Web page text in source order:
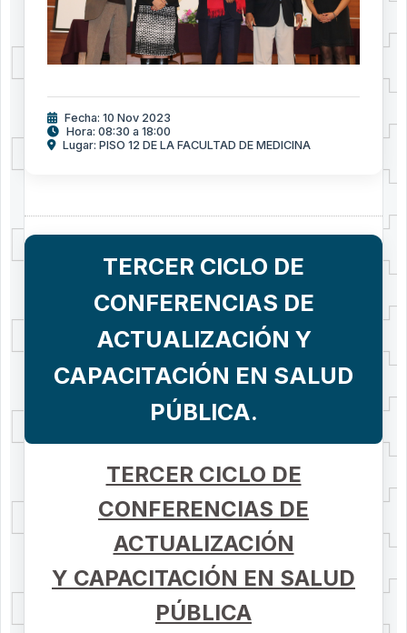
Fecha: 10 Nov 2023
Hora: 08:30 a 18:00
Lugar: PISO 12 DE LA FACULTAD DE MEDICINA
TERCER CICLO DE
CONFERENCIAS DE
ACTUALIZACIÓN Y
CAPACITACIÓN EN SALUD
PÚBLICA.
TERCER CICLO DE
CONFERENCIAS DE
ACTUALIZACIÓN
Y CAPACITACIÓN EN SALUD
PÚBLICA